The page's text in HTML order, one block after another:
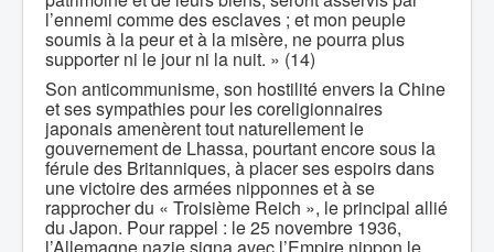
l’ennemi comme des esclaves ; et mon peuple
soumis à la peur et à la misère, ne pourra plus
supporter ni le jour ni la nuit. » (14)
Son anticommunisme, son hostilité envers la Chine
et ses sympathies pour les coreligionnaires
japonais amenèrent tout naturellement le
gouvernement de Lhassa, pourtant encore sous la
férule des Britanniques, à placer ses espoirs dans
une victoire des armées nipponnes et à se
rapprocher du « Troisième Reich », le principal allié
du Japon. Pour rappel : le 25 novembre 1936,